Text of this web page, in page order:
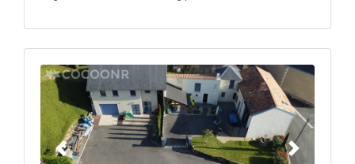
Précédent Suivant